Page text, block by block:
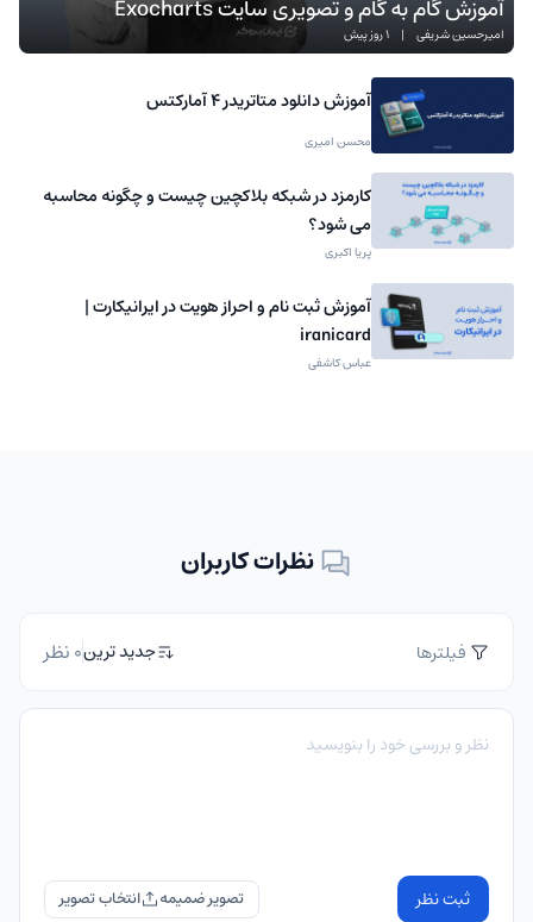
آموزش گام به گام و تصویری سایت Exocharts
امیرحسین شریفی | 1 روز پیش
آموزش دانلود متاتریدر 4 آمارکتس
محسن امیری
کارمزد در شبکه بلاکچین چیست و چگونه محاسبه
می شود؟
پریا اکبری
آموزش ثبت نام و احراز هویت در ایرانیکارت |
iranicard
عباس کاشفی
نظرات کاربران
فیلترها جدید ترین0 نظر
ثبت نظر تصویر ضمیمه